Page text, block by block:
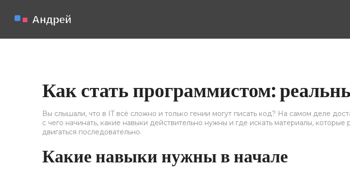
Как стать программистом:
Вы слышали, что в IT всё сложно и только гении могут писать код? На самом деле
с чего начинать, какие навыки действительно нужны и где искать материалы,
двигаться последовательно.
Какие навыки нужны в начале